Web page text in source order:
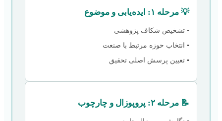
💡 مرحله ۱: ایده‌یابی و موضوع
▪️ تشخیص شکاف پژوهشی
▪️ انتخاب حوزه مرتبط با صنعت
▪️ تعیین پرسش اصلی تحقیق
📝 مرحله ۲: پروپوزال و چارچوب